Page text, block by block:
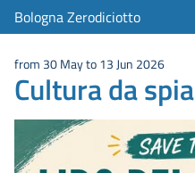
Bologna Zerodiciotto
from 30 May to 13 Jun 2026
Cultura da